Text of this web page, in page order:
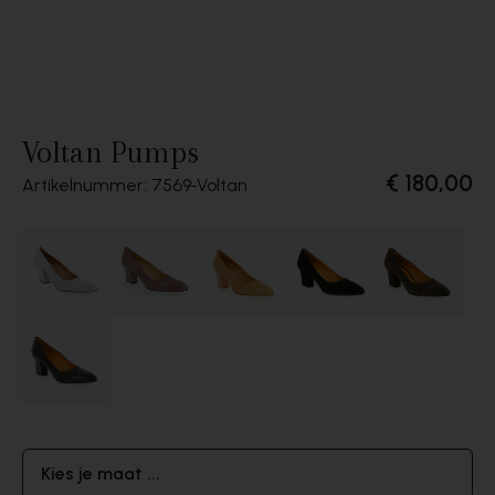
Voltan Pumps
Artikelnummer: 7569 Voltan € 180,00
Kies je maat ...